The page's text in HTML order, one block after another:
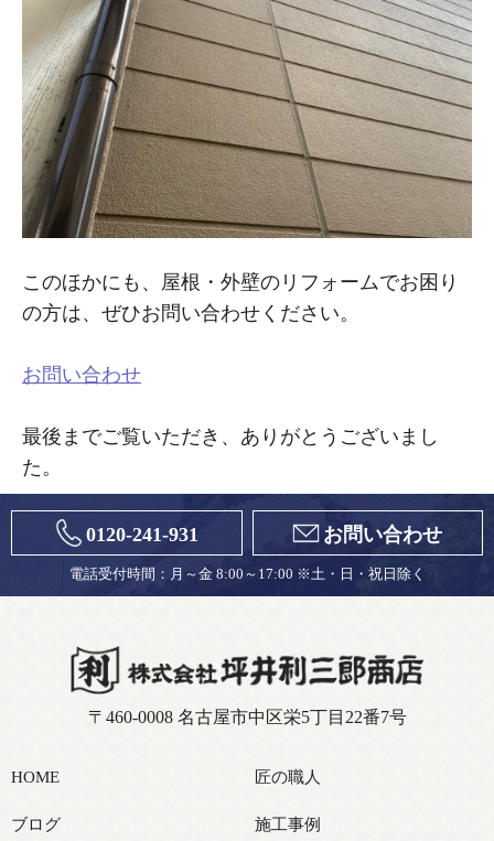
このほかにも、屋根・外壁のリフォームでお困り
の方は、ぜひお問い合わせください。
お問い合わせ
最後までご覧いただき、ありがとうございまし
た。
0120-241-931 お問い合わせ
電話受付時間：月～金 8:00～17:00 ※土・日・祝日除く
〒460-0008 名古屋市中区栄5丁目22番7号
HOME 匠の職人
ブログ 施工事例